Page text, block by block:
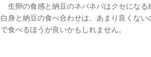
生卵の食感と納豆のネバネバはクセになる
白身と納豆の食べ合わせは、あまり良くな
で食べるほうが良いかもしれません。